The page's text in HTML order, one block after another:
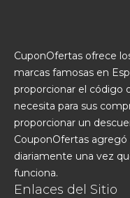
CuponOfertas ofrece
marcas famosas en
proporcionar el código
necesita para sus
proporcionar un
CouponOfertas
diariamente una vez
funciona.
Enlaces del Sitio